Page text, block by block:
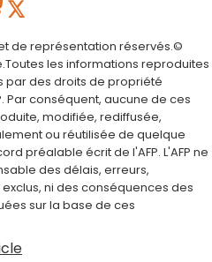
de représentation réservés.©
les informations reproduites
par des droits de propriété
Par conséquent, aucune de ces
modifiée, rediffusée,
ou réutilisée de quelque
préalable écrit de l'AFP. L'AFP ne
des délais, erreurs,
ni des conséquences des
sur la base de ces